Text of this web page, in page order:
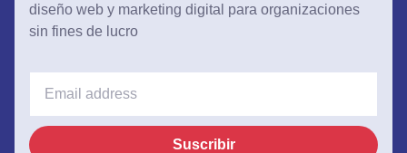
diseño web y marketing digital para organizaciones
sin fines de lucro
Suscribir